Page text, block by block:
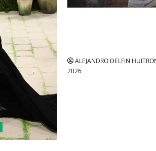
ALEJANDRO DELFIN
2026